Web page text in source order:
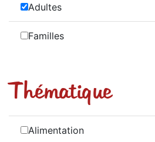
Adultes
Familles
Thématique
Alimentation